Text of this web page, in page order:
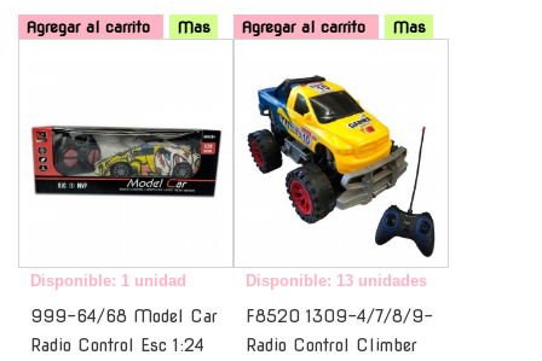
Agregar al carrito Mas Agregar al carrito
Mas
Disponible: 1 unidad
999-64/68 Model Car
Radio Control Esc 1:24
Disponible: 13 unidades
F8520 1309-4/7/8/9-
Radio Control Climber